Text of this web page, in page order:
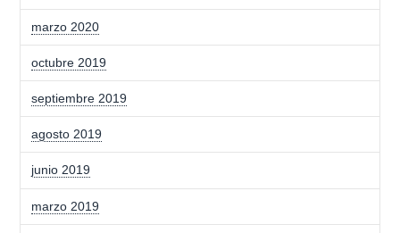
marzo 2020
octubre 2019
septiembre 2019
agosto 2019
junio 2019
marzo 2019